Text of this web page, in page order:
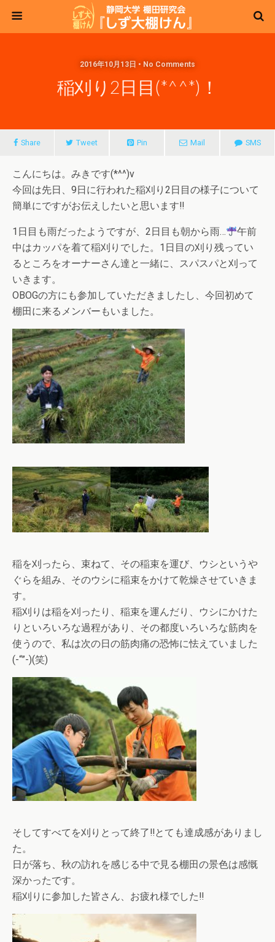
2016年10月13日 • No Comments
稲刈り2日目(*^^*)！
Share Tweet Pin Mail SMS
こんにちは。みきです(*^^)v
今回は先日、9日に行われた稲刈り2日目の様子について
簡単にですがお伝えしたいと思います‼
1日目も雨だったようですが、2日目も朝から雨…
午前
中はカッパを着て稲刈りでした。1日目の刈り残ってい
るところをオーナーさん達と一緒に、スパスパと刈って
いきます。
OBOGの方にも参加していただきましたし、今回初めて
棚田に来るメンバーもいました。
稲を刈ったら、束ねて、その稲束を運び、ウシというや
ぐらを組み、そのウシに稲束をかけて乾燥させていきま
す。
稲刈りは稲を刈ったり、稲束を運んだり、ウシにかけた
りといろいろな過程があり、その都度いろいろな筋肉を
使うので、私は次の日の筋肉痛の恐怖に怯えていました
(-“”-)(笑)
そしてすべてを刈りとって終了‼とても達成感がありまし
た。
日が落ち、秋の訪れを感じる中で見る棚田の景色は感慨
深かったです。
稲刈りに参加した皆さん、お疲れ様でした‼